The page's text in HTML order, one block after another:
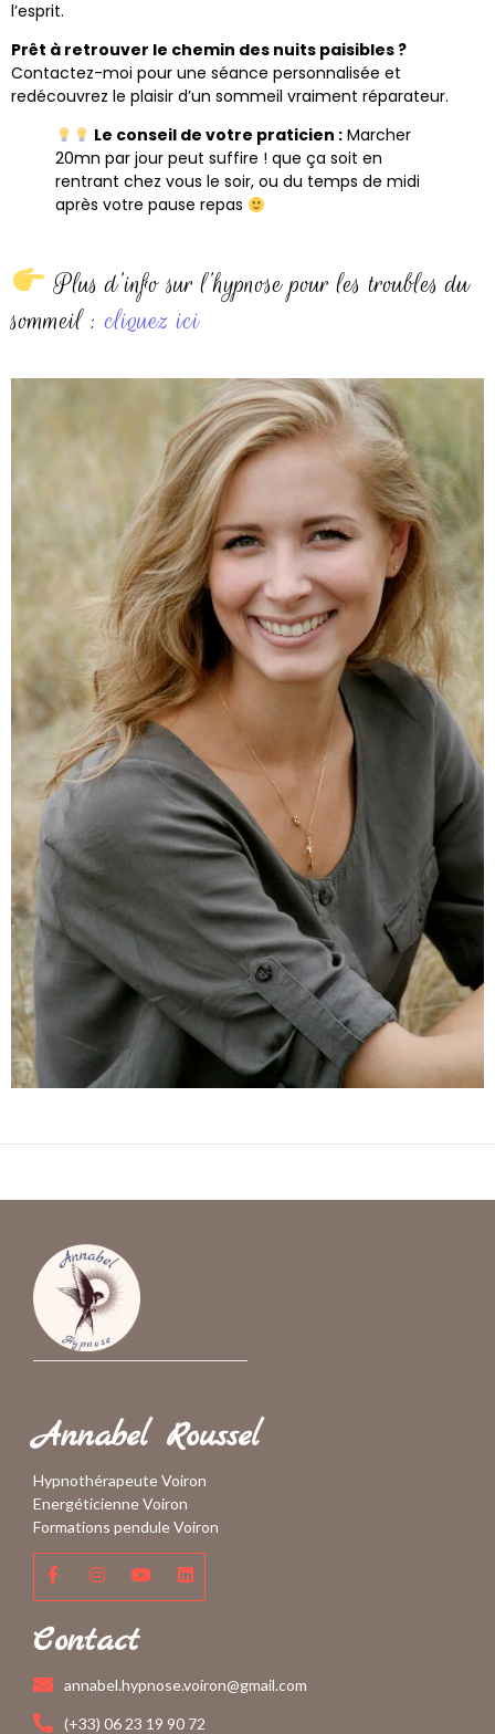
l’esprit.
Prêt à retrouver le chemin des nuits paisibles ?
Contactez-moi pour une séance personnalisée et
redécouvrez le plaisir d’un sommeil vraiment réparateur.
Le conseil de votre praticien :Marcher
20mn par jour peut suffire ! que ça soit en
rentrant chez vous le soir, ou du temps de midi
après votre pause repas
Plus d’info sur l’hypnose pour les troubles du
sommeil :cliquez ici
Annabel Roussel
Hypnothérapeute Voiron
Energéticienne Voiron
Formations pendule Voiron
Contact
annabel.hypnose.voiron@gmail.com
(+33) 06 23 19 90 72